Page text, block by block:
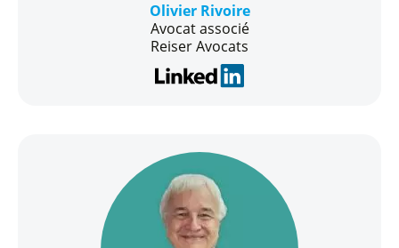
Olivier Rivoire
Avocat associé
Reiser Avocats